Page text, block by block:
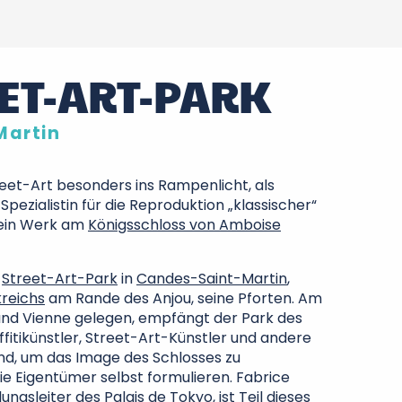
ART-PARK
Art besonders ins Rampenlicht, als
für die Reproduktion „klassischer“
Werk am Königsschloss von Amboise
Street-Art-ParkinCandes-Saint-Martin,
am Rande des Anjou, seine Pforten. Am
Vienne gelegen, empfängt der Park des
Street-Art-Künstler und andere
um das Image des Schlosses zu
Eigentümer selbst formulieren. Fabrice
des Palais de Tokyo, ist Teil dieses